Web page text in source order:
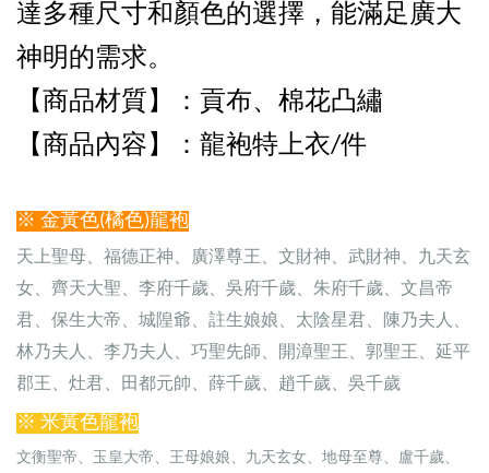
達多種尺寸和顏色的選擇，能滿足廣大
神明的需求。
【商品材質】：貢布、棉花凸繡
【商品內容 】：龍袍特上衣/件
※ 金黃色(橘色)龍袍
天上聖母、福德正神、廣澤尊王、文財神、武財神、九天玄
女、齊天大聖、李府千歲、吳府千歲、朱府千歲、文昌帝
君、保生大帝、城隍爺、註生娘娘、太陰星君、陳乃夫人、
林乃夫人、李乃夫人、巧聖先師、開漳聖王、郭聖王、延平
郡王、灶君、田都元帥、薛千歲、趙千歲、吳千歲
※ 米黃色龍袍
文衡聖帝、玉皇大帝、王母娘娘、九天玄女、地母至尊、盧千歲、